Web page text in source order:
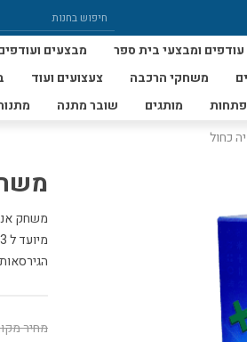
עודפים ומבצעי בית ספר מבצעים
משחקי הרכבה צעצועים ועוד
מותגים שובר מתנה
כחול
מחיר